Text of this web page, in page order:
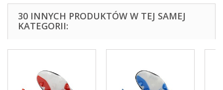
30 INNYCH PRODUKTÓW W TEJ SAMEJ
KATEGORII: